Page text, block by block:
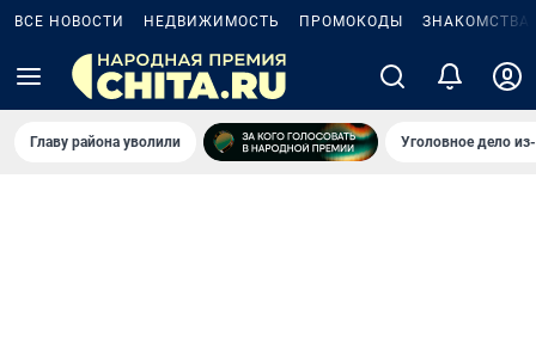
ВСЕ НОВОСТИ НЕДВИЖИМОСТЬ ПРОМОКОДЫ ЗНАКОМСТВА
Главу района уволили Уголовное дело